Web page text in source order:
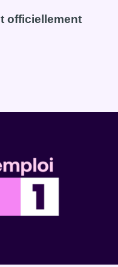
s’invite dans des lieux
officiellement
est officiellement